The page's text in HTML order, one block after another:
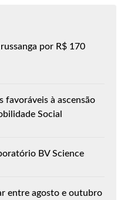
por R$ 170
favoráveis à ascensão
Social
BV Science
entre agosto e outubro